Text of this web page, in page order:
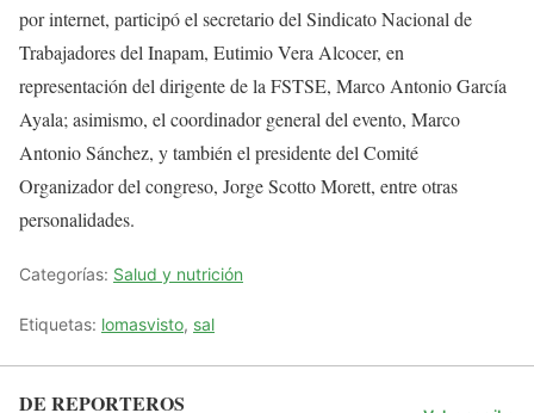
por internet, participó el secretario del Sindicato Nacional de
Trabajadores del Inapam, Eutimio Vera Alcocer, en
representación del dirigente de la FSTSE, Marco Antonio García
Ayala; asimismo, el coordinador general del evento, Marco
Antonio Sánchez, y también el presidente del Comité
Organizador del congreso, Jorge Scotto Morett, entre otras
personalidades.
Categorías: Salud y nutrición
Etiquetas: lomasvisto, sal
DE REPORTEROS